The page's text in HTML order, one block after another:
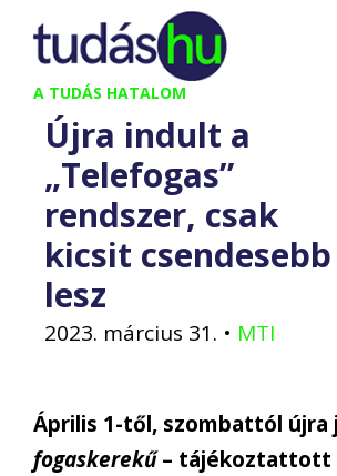
Kilépés
tartalomba
A TUDÁS HATALOM
Újra indult a
„Telefogas”
rendszer, csak
kicsit csendesebb
lesz
2023. március 31. • MTI
Április 1-től, szombattól újra
fogaskerekű– tájékoztattott